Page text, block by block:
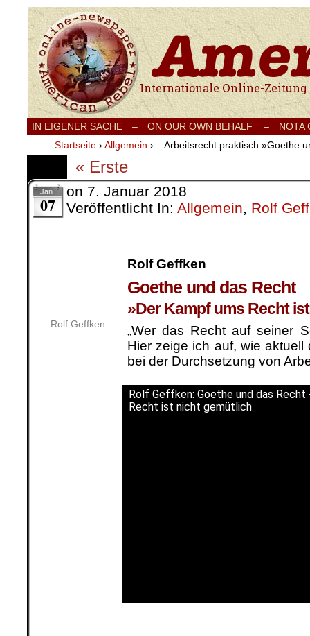
Internationale Onlinezeitung für Frieden,
IN EIGENER SACHE – ON OUR OWN BEHALF –
NOTA
Startseite › Allgemein › – Arbeitsrecht praktisch »Goethe
« Erste
Jan.
07
on 7. Januar 2018
Veröffentlicht In: Allgemein, Rolf
Rolf Geffken
Rolf Geffken
Goethe und das Recht
»Der Kampf ums Recht
„Wer das Recht auf seiner
Hier zeige ich auf, wie
bei der Durchsetzung von
Rolf Geffken: Goethe und das Recht
Recht ist nicht gemütlich